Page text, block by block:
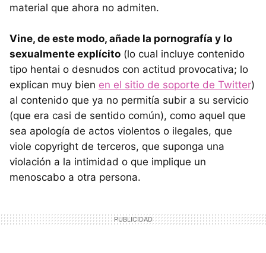
material que ahora no admiten.
Vine, de este modo, añade la pornografía y lo
sexualmente explícito (lo cual incluye contenido
tipo hentai o desnudos con actitud provocativa; lo
explican muy bien en el sitio de soporte de Twitter)
al contenido que ya no permitía subir a su servicio
(que era casi de sentido común), como aquel que
sea apología de actos violentos o ilegales, que
viole copyright de terceros, que suponga una
violación a la intimidad o que implique un
menoscabo a otra persona.